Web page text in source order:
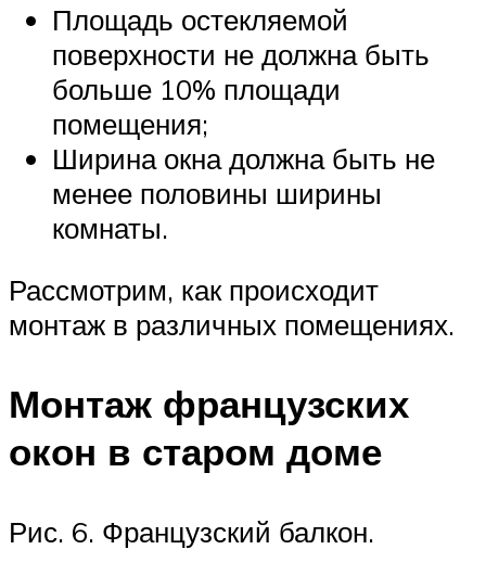
Площадь остекляемой
поверхности не должна быть
больше 10% площади
помещения;
Ширина окна должна быть не
менее половины ширины
комнаты.
Рассмотрим, как происходит
монтаж в различных помещениях.
Монтаж французских
окон в старом доме
Рис. 6. Французский балкон.